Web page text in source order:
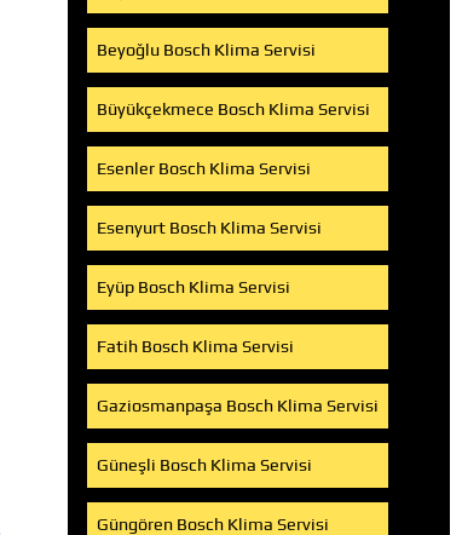
Beyoğlu Bosch Klima Servisi
Büyükçekmece Bosch Klima Servisi
Esenler Bosch Klima Servisi
Esenyurt Bosch Klima Servisi
Eyüp Bosch Klima Servisi
Fatih Bosch Klima Servisi
Gaziosmanpaşa Bosch Klima Servisi
Güneşli Bosch Klima Servisi
Güngören Bosch Klima Servisi